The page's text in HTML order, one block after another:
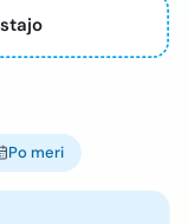
Po meri